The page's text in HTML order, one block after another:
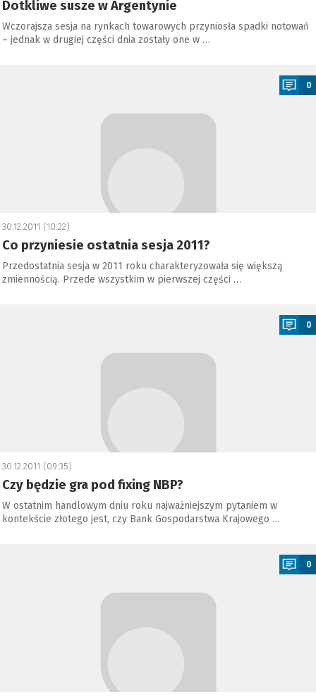
Dotkliwe susze w Argentynie
Wczorajsza sesja na rynkach towarowych przyniosła spadki notowań
– jednak w drugiej części dnia zostały one w …
0
30.12.2011 (10:22)
Co przyniesie ostatnia sesja 2011?
Przedostatnia sesja w 2011 roku charakteryzowała się większą
zmiennością. Przede wszystkim w pierwszej części …
0
30.12.2011 (09:35)
Czy będzie gra pod fixing NBP?
W ostatnim handlowym dniu roku najważniejszym pytaniem w
kontekście złotego jest, czy Bank Gospodarstwa Krajowego …
0